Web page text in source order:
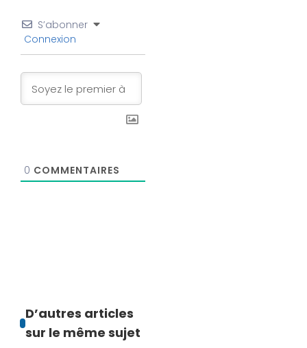
S’abonner
Connexion
0 COMMENTAIRES
D’autres articles
sur le même sujet